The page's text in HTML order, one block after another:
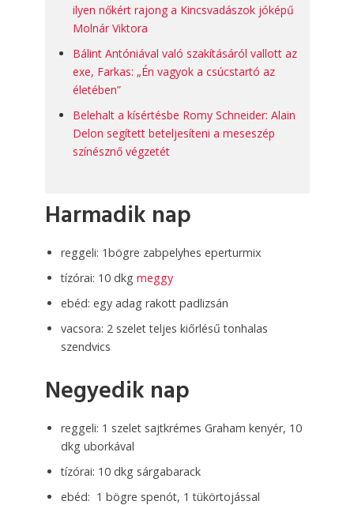
ilyen nőkért rajong a Kincsvadászok jóképű
Molnár Viktora
Bálint Antóniával való szakításáról vallott az
exe, Farkas: „Én vagyok a csúcstartó az
életében”
Belehalt a kísértésbe Romy Schneider: Alain
Delon segített beteljesíteni a meseszép
színésznő végzetét
Harmadik nap
reggeli: 1bögre zabpelyhes eperturmix
tízórai: 10 dkg meggy
ebéd: egy adag rakott padlizsán
vacsora: 2 szelet teljes kiőrlésű tonhalas
szendvics
Negyedik nap
reggeli: 1 szelet sajtkrémes Graham kenyér, 10
dkg uborkával
tízórai: 10 dkg sárgabarack
ebéd: 1 bögre spenót, 1 tükörtojással